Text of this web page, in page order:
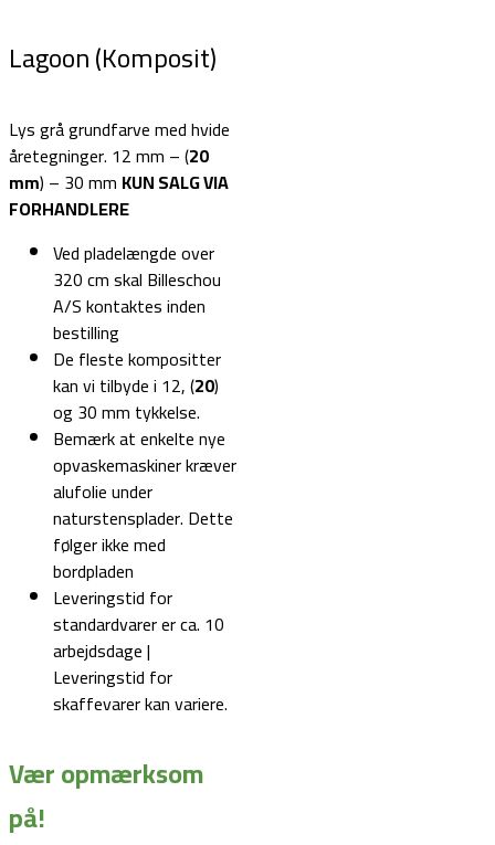
Lagoon (Komposit)
Lys grå grundfarve med hvide
åretegninger. 12 mm – (20
mm) – 30 mm KUN SALG VIA
FORHANDLERE
Ved pladelængde over
320 cm skal Billeschou
A/S kontaktes inden
bestilling
De fleste kompositter
kan vi tilbyde i 12, (20)
og 30 mm tykkelse.
Bemærk at enkelte nye
opvaskemaskiner kræver
alufolie under
naturstensplader. Dette
følger ikke med
bordpladen
Leveringstid for
standardvarer er ca. 10
arbejdsdage |
Leveringstid for
skaffevarer kan variere.
Vær opmærksom
på!